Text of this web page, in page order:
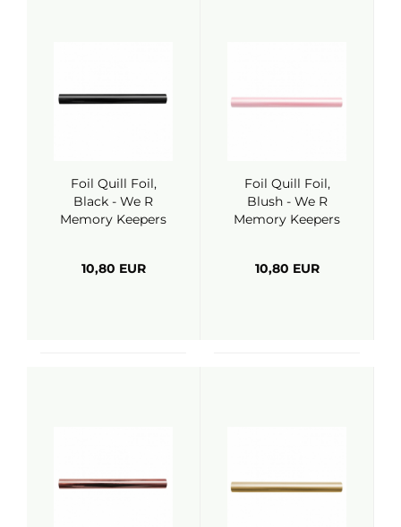
Foil Quill Foil,
Black - We R
Memory Keepers
10,80 EUR
Foil Quill Foil,
Blush - We R
Memory Keepers
10,80 EUR